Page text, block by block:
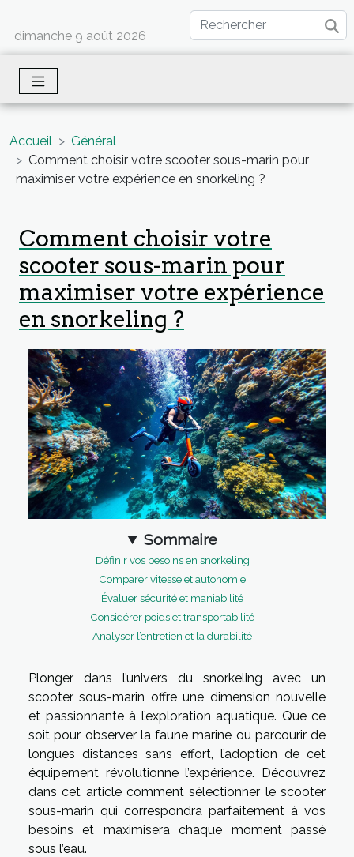
dimanche 9 août 2026
Accueil
Général
Comment choisir votre scooter sous-marin pour
maximiser votre expérience en snorkeling ?
Comment choisir votre
scooter sous-marin pour
maximiser votre expérience
en snorkeling ?
Sommaire
Définir vos besoins en snorkeling
Comparer vitesse et autonomie
Évaluer sécurité et maniabilité
Considérer poids et transportabilité
Analyser l’entretien et la durabilité
Plonger dans l’univers du snorkeling avec un
scooter sous-marin offre une dimension nouvelle
et passionnante à l’exploration aquatique. Que ce
soit pour observer la faune marine ou parcourir de
longues distances sans effort, l’adoption de cet
équipement révolutionne l’expérience. Découvrez
dans cet article comment sélectionner le scooter
sous-marin qui correspondra parfaitement à vos
besoins et maximisera chaque moment passé
sous l’eau.